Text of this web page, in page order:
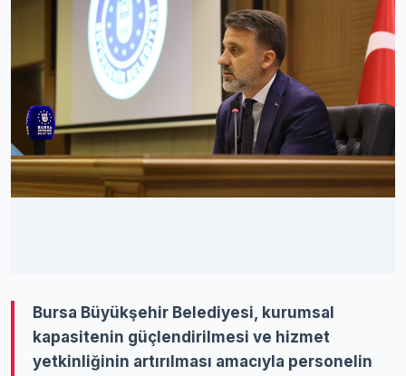
Bursa Büyükşehir Belediyesi, kurumsal
kapasitenin güçlendirilmesi ve hizmet
yetkinliğinin artırılması amacıyla personelin